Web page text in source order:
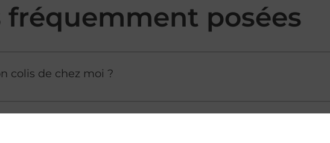
fréquemment posées
colis de chez moi ?